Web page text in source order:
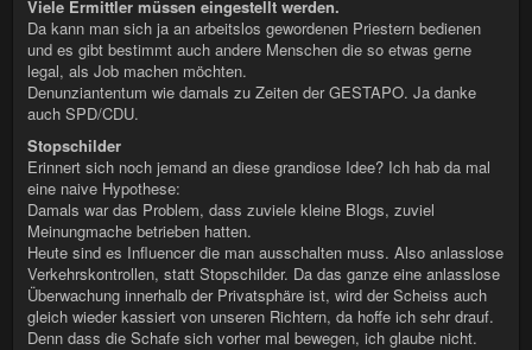
Viele Ermittler müssen eingestellt werden.
Da kann man sich ja an arbeitslos gewordenen Priestern bedienen
und es gibt bestimmt auch andere Menschen die so etwas gerne
legal, als Job machen möchten.
Denunziantentum wie damals zu Zeiten der GESTAPO. Ja danke
auch SPD/CDU.
Stopschilder
Erinnert sich noch jemand an diese grandiose Idee? Ich hab da mal
eine naive Hypothese:
Damals war das Problem, dass zuviele kleine Blogs, zuviel
Meinungmache betrieben hatten.
Heute sind es Influencer die man ausschalten muss. Also anlasslose
Verkehrskontrollen, statt Stopschilder. Da das ganze eine anlasslose
Überwachung innerhalb der Privatsphäre ist, wird der Scheiss auch
gleich wieder kassiert von unseren Richtern, da hoffe ich sehr drauf.
Denn dass die Schafe sich vorher mal bewegen, ich glaube nicht.